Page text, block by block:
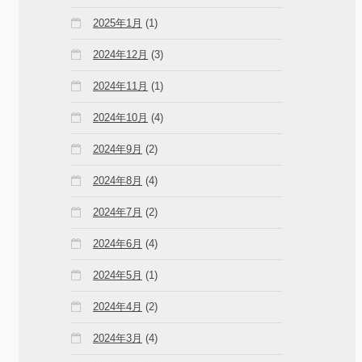
2025年1月 (1)
2024年12月 (3)
2024年11月 (1)
2024年10月 (4)
2024年9月 (2)
2024年8月 (4)
2024年7月 (2)
2024年6月 (4)
2024年5月 (1)
2024年4月 (2)
2024年3月 (4)